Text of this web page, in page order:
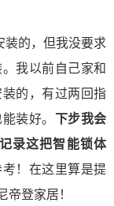
装的，但我没要求
我以前自己家和
的，有过两回指
装好。 下步我会
录这把智能锁体
！在这里算是提
帝登家居 ！